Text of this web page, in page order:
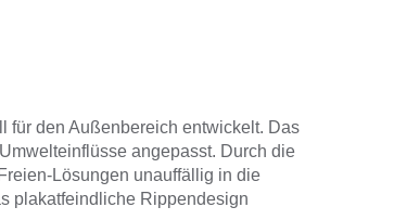
für den Außenbereich entwickelt. Das
angepasst. Durch die
Lösungen unauffällig in die
plakatfeindliche Rippendesign